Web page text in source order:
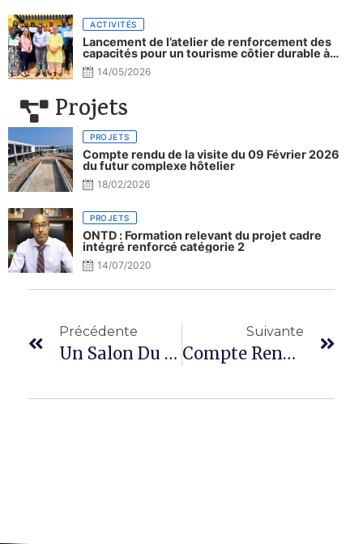
ACTIVITÉS
Lancement de l’atelier de renforcement des
capacités pour un tourisme côtier durable à
Djibouti.
14/05/2026
Projets
PROJETS
Compte rendu de la visite du 09 Février 2026
du futur complexe hôtelier
18/02/2026
PROJETS
ONTD : Formation relevant du projet cadre
intégré renforcé catégorie 2
14/07/2020
Précédente
Un Salon Du Tourisme Tourné Vers L’ouverture Et La Valorisation Du Patrimoine Djiboutien
Suivante
Compte Rendu De La Visite Du 09 Février 2026 Du Futur Complexe Hôtelier